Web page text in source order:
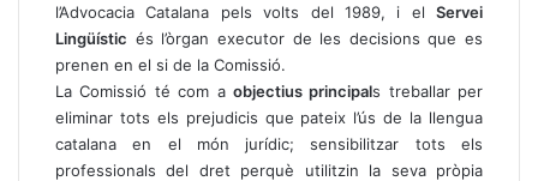
l’Advocacia Catalana pels volts del 1989, i el Servei
Lingüístic és l’òrgan executor de les decisions que es
prenen en el si de la Comissió.
La Comissió té com a objectius principals treballar per
eliminar tots els prejudicis que pateix l’ús de la llengua
catalana en el món jurídic; sensibilitzar tots els
professionals del dret perquè utilitzin la seva pròpia